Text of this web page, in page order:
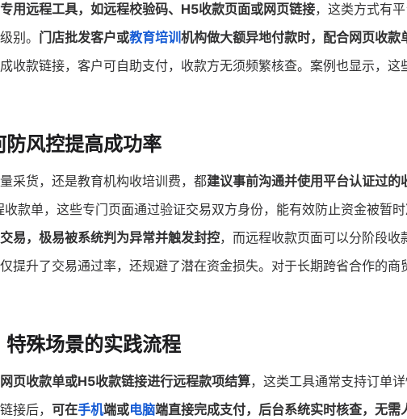
用远程工具，如远程校验码、H5收款页面或网页链接，这类方式有
别。 门店批发客户或教育培训 机构做大额异地付款时，配合网页收款
收款链接，客户可自助支付，收款方无须频繁核查。案例也显示，这
风控提高成功率
采货，还是教育机构收培训费，都建议事前沟通并使用平台认证过的
款单，这些专门页面通过验证交易双方身份，能有效防止资金被暂时
易，极易被系统判为异常并触发封控，而远程收款页面可以分阶段收
提升了交易通过率，还规避了潜在资金损失。对于长期跨省合作的商
殊场景的实践流程
网页收款单或H5收款链接进行远程款项结算，这类工具通常支持订单
接后， 可在手机端或电脑端直接完成支付，后台系统实时核查，无需